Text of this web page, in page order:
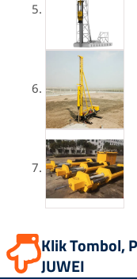
Klik Tombol,
JUWEI